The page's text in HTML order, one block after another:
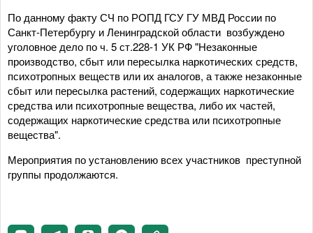
По данному факту СЧ по РОПД ГСУ ГУ МВД России по
Санкт-Петербургу и Ленинградской области возбуждено
уголовное дело по ч. 5 ст.228-1 УК РФ "Незаконные
производство, сбыт или пересылка наркотических средств,
психотропных веществ или их аналогов, а также незаконные
сбыт или пересылка растений, содержащих наркотические
средства или психотропные вещества, либо их частей,
содержащих наркотические средства или психотропные
вещества".
Мероприятия по установлению всех участников преступной
группы продолжаются.